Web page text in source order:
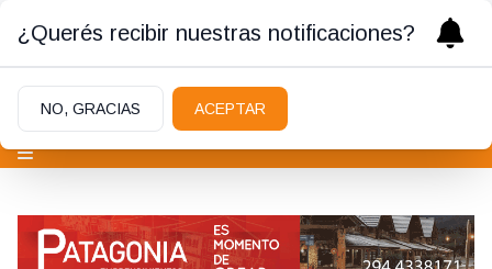
¿Querés recibir nuestras notificaciones?
NO, GRACIAS ACEPTAR